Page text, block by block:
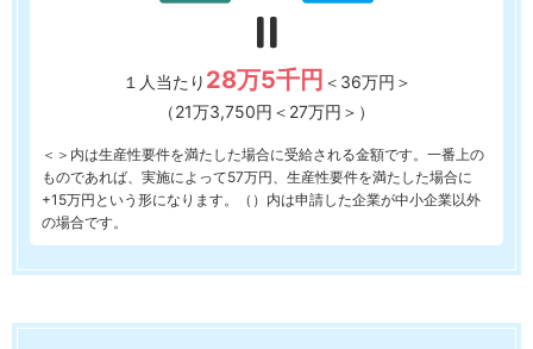
１人当たり 28万5千円 ＜36万円＞
（21万3,750円＜27万円＞）
＜＞内は生産性要件を満たした場合に受給される金額です。一番上の
ものであれば、実施によって57万円、生産性要件を満たした場合に
+15万円という形になります。（）内は申請した企業が中小企業以外
の場合です。